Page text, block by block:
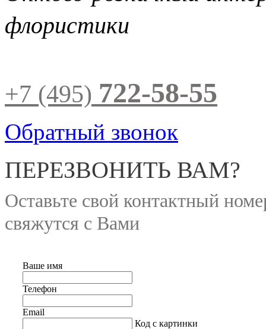
флористики
+7 (495) 722-58-55
Обратный звонок
ПЕРЕЗВОНИТЬ ВАМ?
Оставьте свой контактный
свяжутся с Вами
Ваше имя
Телефон
Email
Код с картинки